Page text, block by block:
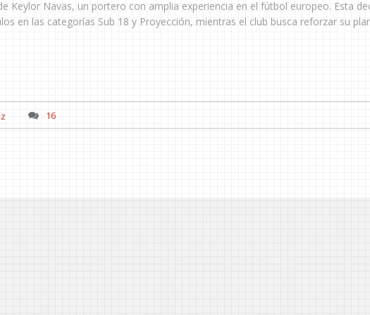
Keylor Navas, un portero con amplia experiencia en el fútbol europeo. Esta
en las categorías Sub 18 y Proyección, mientras el club busca reforzar su
16